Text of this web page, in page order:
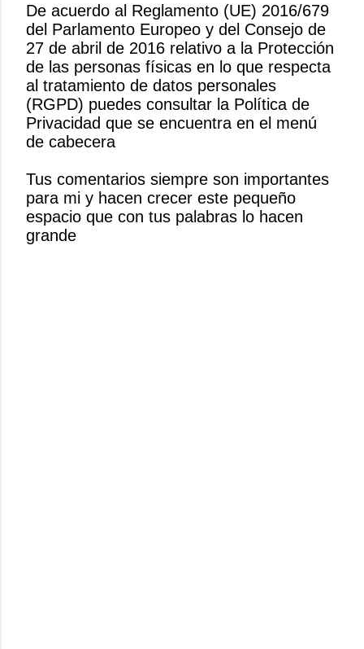
P
u
b
l
i
c
a
u
n
c
o
De acuerdo al Reglamento (UE) 2016/679
del Parlamento Europeo y del Consejo de
27 de abril de 2016 relativo a la Protección
de las personas físicas en lo que respecta
al tratamiento de datos personales
(RGPD) puedes consultar la Política de
Privacidad que se encuentra en el menú
de cabecera
Tus comentarios siempre son importantes
para mi y hacen crecer este pequeño
espacio que con tus palabras lo hacen
grande